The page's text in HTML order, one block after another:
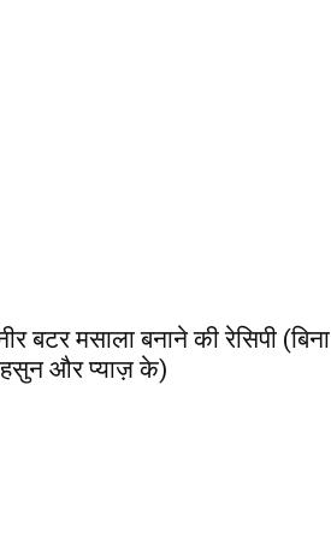
बटर मसाला बनाने की रेसिपी (बिना
और प्याज़ के)